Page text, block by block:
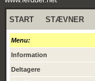
START STÆVNER
Menu:
Information
Deltagere